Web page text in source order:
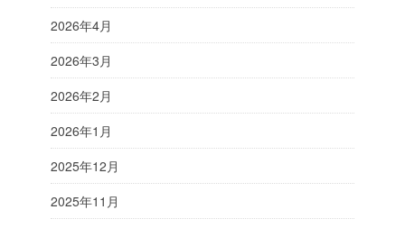
2026年4月
2026年3月
2026年2月
2026年1月
2025年12月
2025年11月